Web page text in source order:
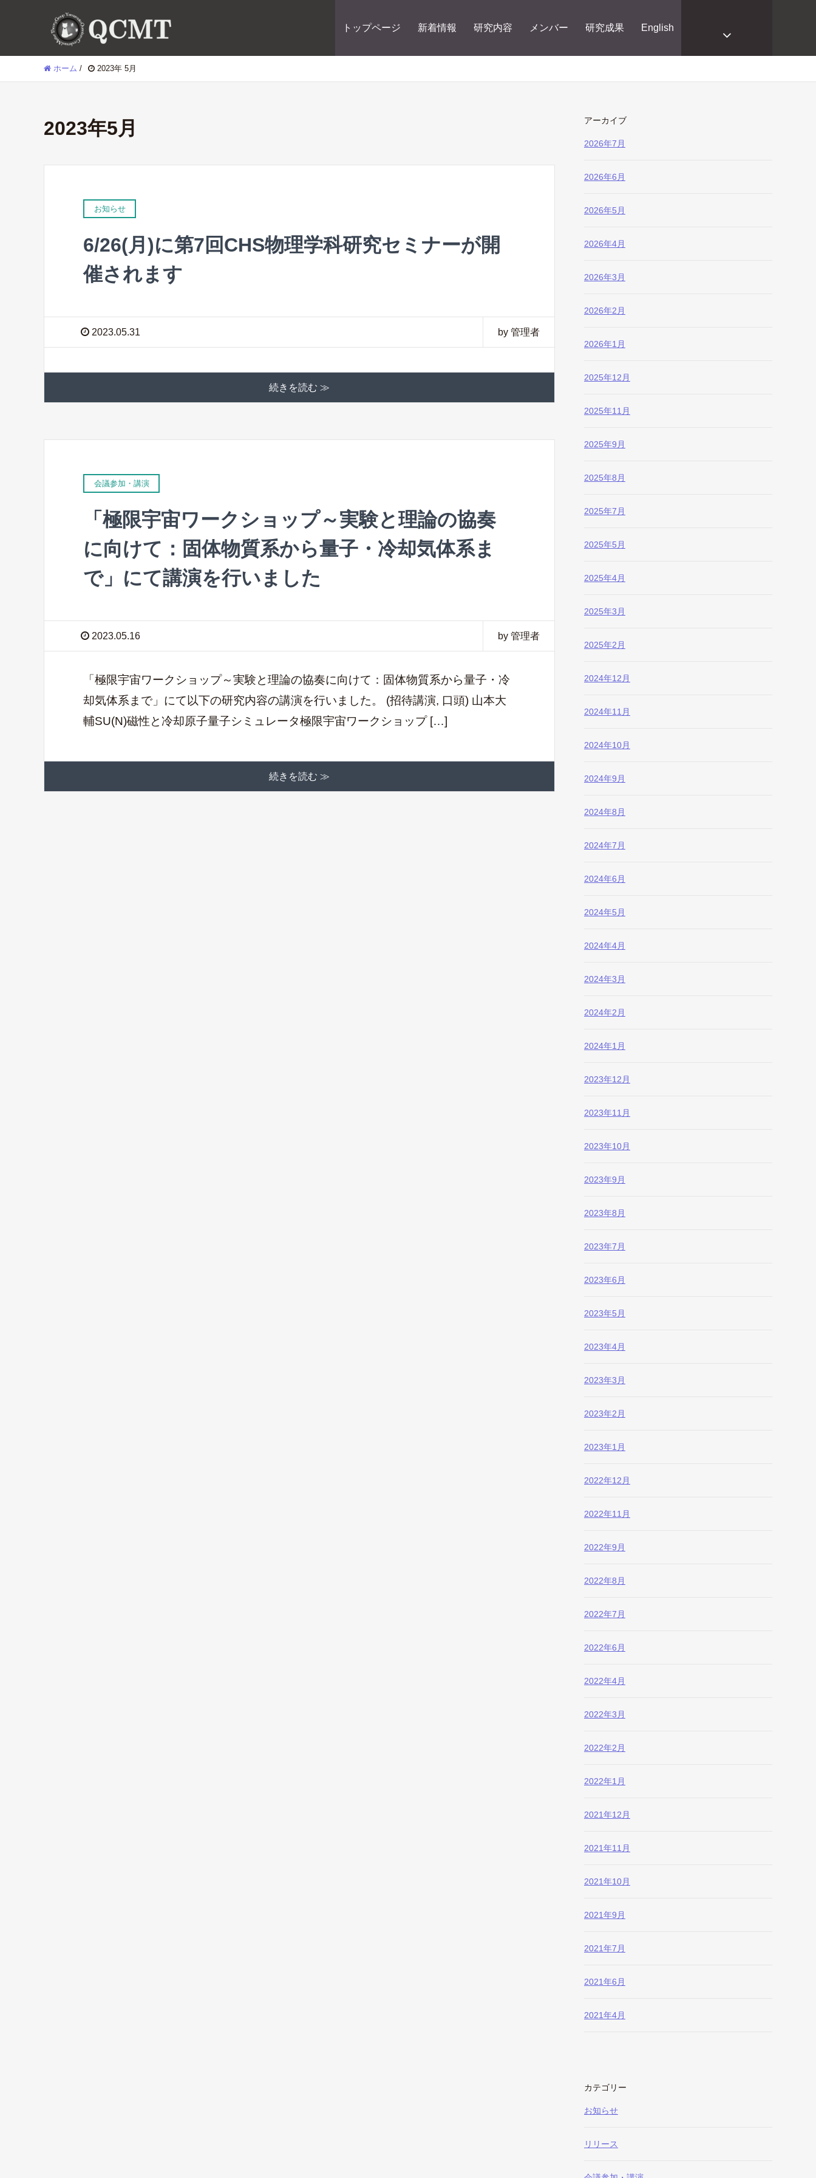
トップページ 新着情報 研究内容 メンバー 研究成果 English
ホーム / 2023年 5月
2023年5月
お知らせ
6/26(月)に第7回CHS物理学科研究セミナーが開
催されます
2023.05.31 by 管理者
続きを読む ≫
会議参加・講演
「極限宇宙ワークショップ～実験と理論の協奏
に向けて：固体物質系から量子・冷却気体系ま
で」にて講演を行いました
2023.05.16 by 管理者
「極限宇宙ワークショップ～実験と理論の協奏に向けて：固体物質系から量子・冷
却気体系まで」にて以下の研究内容の講演を行いました。 (招待講演, 口頭) 山本大
輔SU(N)磁性と冷却原子量子シミュレータ極限宇宙ワークショップ […]
続きを読む ≫
アーカイブ
2026年7月
2026年6月
2026年5月
2026年4月
2026年3月
2026年2月
2026年1月
2025年12月
2025年11月
2025年9月
2025年8月
2025年7月
2025年5月
2025年4月
2025年3月
2025年2月
2024年12月
2024年11月
2024年10月
2024年9月
2024年8月
2024年7月
2024年6月
2024年5月
2024年4月
2024年3月
2024年2月
2024年1月
2023年12月
2023年11月
2023年10月
2023年9月
2023年8月
2023年7月
2023年6月
2023年5月
2023年4月
2023年3月
2023年2月
2023年1月
2022年12月
2022年11月
2022年9月
2022年8月
2022年7月
2022年6月
2022年4月
2022年3月
2022年2月
2022年1月
2021年12月
2021年11月
2021年10月
2021年9月
2021年7月
2021年6月
2021年4月
カテゴリー
お知らせ
リリース